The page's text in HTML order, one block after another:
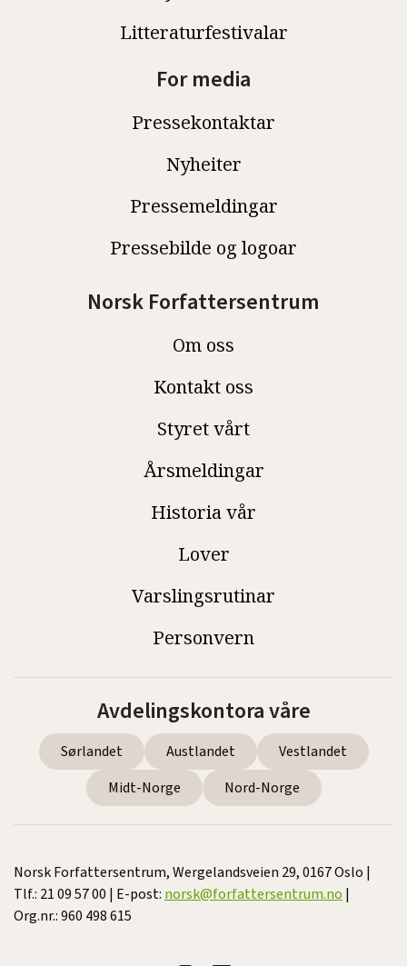
Litteraturfestivalar
For media
Pressekontaktar
Nyheiter
Pressemeldingar
Pressebilde og logoar
Norsk Forfattersentrum
Om oss
Kontakt oss
Styret vårt
Årsmeldingar
Historia vår
Lover
Varslingsrutinar
Personvern
Avdelingskontora våre
Sørlandet Austlandet
Vestlandet
Midt-Norge
Nord-Norge
Norsk Forfattersentrum, Wergelandsveien 29, 0167 Oslo |
Tlf.: 21 09 57 00 | E-post: norsk@forfattersentrum.no |
Org.nr.: 960 498 615